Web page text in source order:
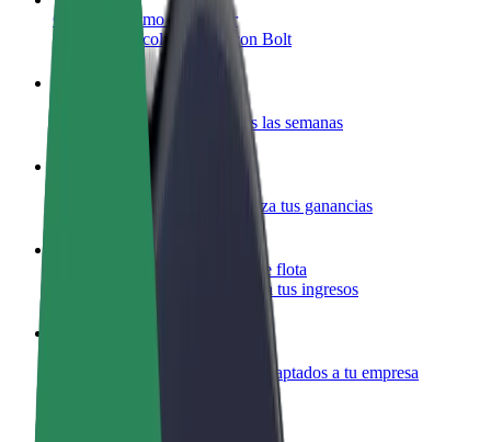
Colaborar como conductor
Gana dinero colaborando con Bolt
Colaborar como repartidor
Reparte comida y cobra todas las semanas
Añadir un restaurante o tienda
Llega a más clientes y maximiza tus ganancias
Registrarse como propietario de flota
Añade tu flota a Bolt y potencia tus ingresos
Productos y servicios de Bolt adaptados a tu empresa